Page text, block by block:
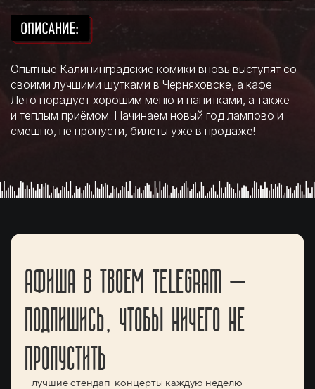
Опытные Калининградские комики вновь выступят со
своими лучшими шутками в Черняховске, а кафе
Лето порадует хорошим меню и напитками, а также
и теплым приёмом. Начинаем новый год лампово и
смешно, не пропусти, билеты уже в продаже!
АФИША В ТВОЕМ TELEGRAM —
ПОДПИШИСЬ, ЧТОБЫ НИЧЕГО НЕ
ПРОПУСТИТЬ
– лучшие стендап-концерты каждую неделю